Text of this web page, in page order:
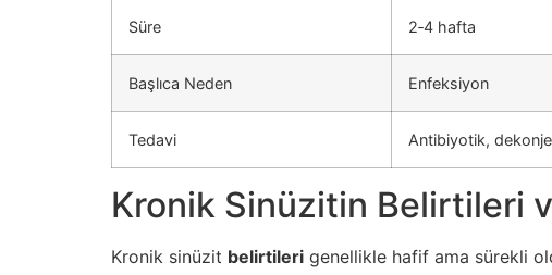
Süre 2‑4 hafta
Başlıca Neden Enfeksiyon
Tedavi Antibiyotik,
Kronik Sinüzitin Belirtileri
Kronik sinüzit belirtileri genellikle hafif ama sürekli